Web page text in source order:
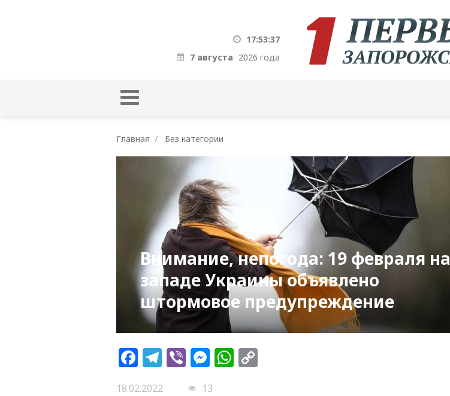
17:53:38
7 августа 2026 года
Главная Без категории
Внимание, непогода: 19 февраля на
западе Украины объявлено
штормовое предупреждение
Facebook
Telegram
ViberMessenger
WhatsApp
18.02.2022
13